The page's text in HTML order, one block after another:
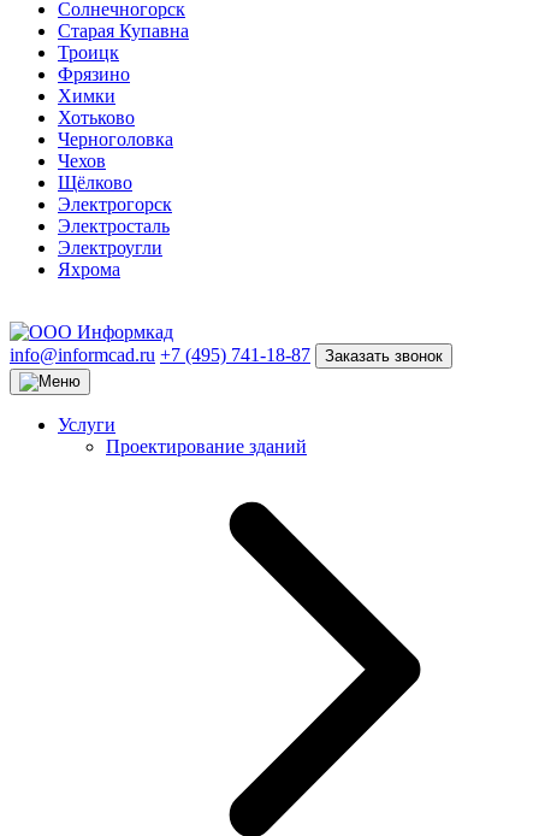
Солнечногорск
Старая Купавна
Троицк
Фрязино
Химки
Хотьково
Черноголовка
Чехов
Щёлково
Электрогорск
Электросталь
Электроугли
Яхрома
info@informcad.ru +7 (495) 741-18-87 Заказать звонок
Услуги
Проектирование зданий